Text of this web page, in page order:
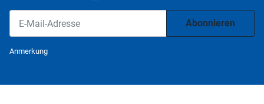
Abonnieren
Anmerkung